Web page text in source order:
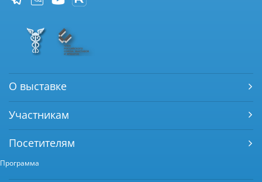
О выставке
Участникам
Посетителям
Программа